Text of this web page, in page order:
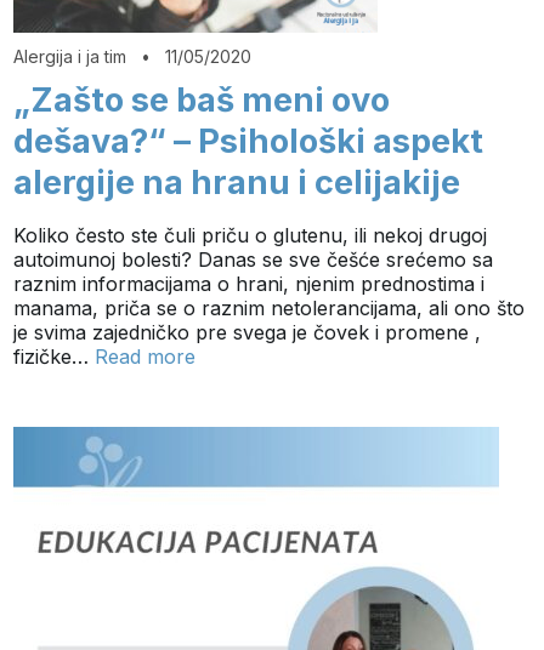
Alergija i ja tim •11/05/2020
„Zašto se baš meni ovo
dešava?“ – Psihološki aspekt
alergije na hranu i celijakije
Koliko često ste čuli priču o glutenu, ili nekoj drugoj
autoimunoj bolesti? Danas se sve češće srećemo sa
raznim informacijama o hrani, njenim prednostima i
manama, priča se o raznim netolerancijama, ali ono što
je svima zajedničko pre svega je čovek i promene ,
fizičke… Read more